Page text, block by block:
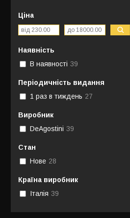
Ціна
Наявність
В наявності 39
Періодичність видання
1 раз в тиждень 27
Виробник
DeAgostini 39
Стан
Нове 28
Країна виробник
Італія 39